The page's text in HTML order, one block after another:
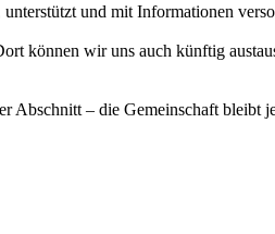
und mit Informationen
können wir uns auch künftig
Abschnitt – die Gemeinschaft bleibt